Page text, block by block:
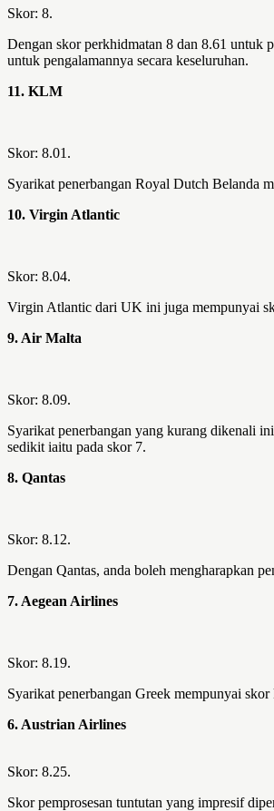
Skor: 8.
Dengan skor perkhidmatan 8 dan 8.61 untuk
untuk pengalamannya secara keseluruhan.
11. KLM
Skor: 8.01.
Syarikat penerbangan Royal Dutch Belanda
10. Virgin Atlantic
Skor: 8.04.
Virgin Atlantic dari UK ini juga mempunyai
9. Air Malta
Skor: 8.09.
Syarikat penerbangan yang kurang dikenali
sedikit iaitu pada skor 7.
8. Qantas
Skor: 8.12.
Dengan Qantas, anda boleh mengharapkan
7. Aegean Airlines
Skor: 8.19.
Syarikat penerbangan Greek mempunyai
6. Austrian Airlines
Skor: 8.25.
Skor pemprosesan tuntutan yang impresif